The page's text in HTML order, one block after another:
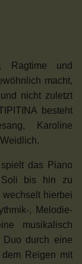
Ragtime und
macht,
nicht zuletzt
besteht
Karoline
das Piano
bis hin zu
wechselt hierbei
, Melodie-
musikalisch
Duo durch eine
Reigen mit